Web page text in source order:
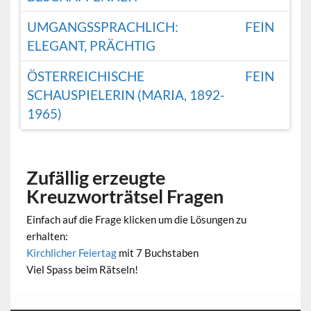
UMGANGSSPRACHLICH:
ELEGANT, PRÄCHTIG
FEIN
ÖSTERREICHISCHE
SCHAUSPIELERIN (MARIA, 1892-
1965)
FEIN
Zufällig erzeugte
Kreuzworträtsel Fragen
Einfach auf die Frage klicken um die Lösungen zu
erhalten:
Kirchlicher Feiertag mit 7 Buchstaben
Viel Spass beim Rätseln!